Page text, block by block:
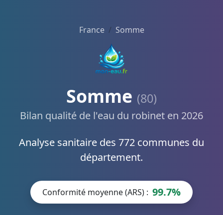
France Somme
Somme (80)
Bilan qualité de l'eau du robinet en 2026
Analyse sanitaire des 772 communes du
département.
Conformité moyenne (ARS) : 99.7%